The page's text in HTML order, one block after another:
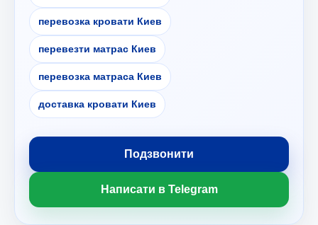
перевозка кровати Киев
перевезти матрас Киев
перевозка матраса Киев
доставка кровати Киев
Подзвонити
Написати в Telegram